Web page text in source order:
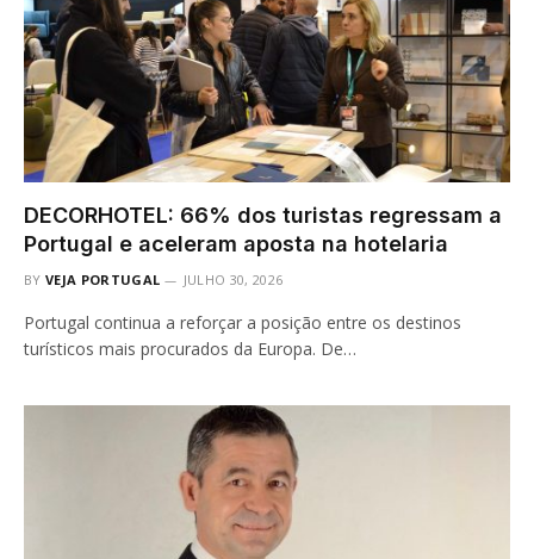
DECORHOTEL: 66% dos turistas regressam a
Portugal e aceleram aposta na hotelaria
BY VEJA PORTUGAL JULHO 30, 2026
Portugal continua a reforçar a posição entre os destinos
turísticos mais procurados da Europa. De…